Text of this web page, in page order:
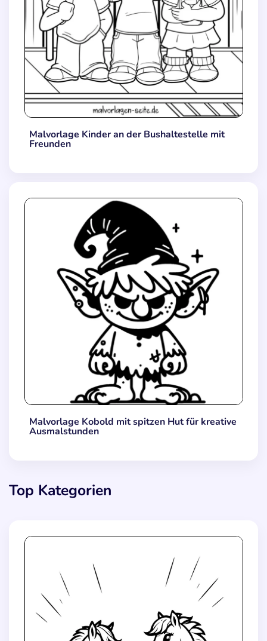
Malvorlage Kinder an der Bushaltestelle mit
Freunden
Malvorlage Kobold mit spitzen Hut für kreative
Ausmalstunden
Top Kategorien